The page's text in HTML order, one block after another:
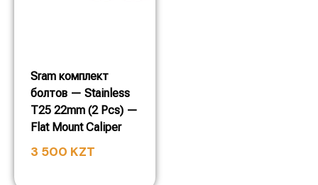
Sram комплект
болтов — Stainless
T25 22mm (2 Pcs) —
Flat Mount Caliper
3 500 KZT